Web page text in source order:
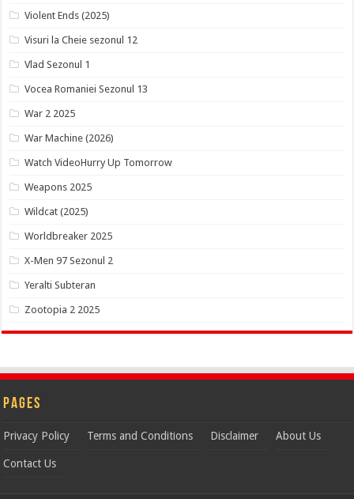
Violent Ends (2025)
Visuri la Cheie sezonul 12
Vlad Sezonul 1
Vocea Romaniei Sezonul 13
War 2 2025
War Machine (2026)
Watch VideoHurry Up Tomorrow
Weapons 2025
Wildcat (2025)
Worldbreaker 2025
X-Men 97 Sezonul 2
Yeralti Subteran
Zootopia 2 2025
Pages
Privacy Policy Terms and Conditions Disclaimer About Us
Contact Us